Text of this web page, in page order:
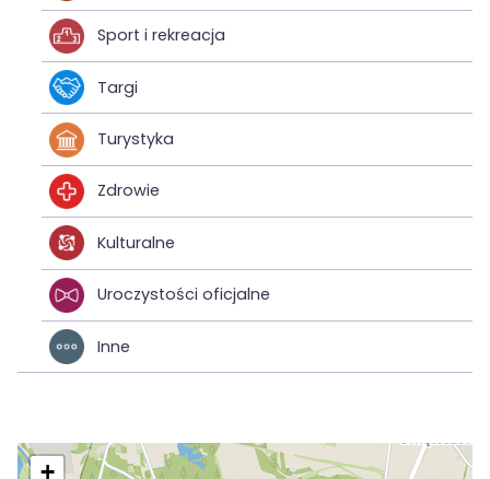
Sport i rekreacja
Targi
Turystyka
Zdrowie
Kulturalne
Uroczystości oficjalne
Inne
+